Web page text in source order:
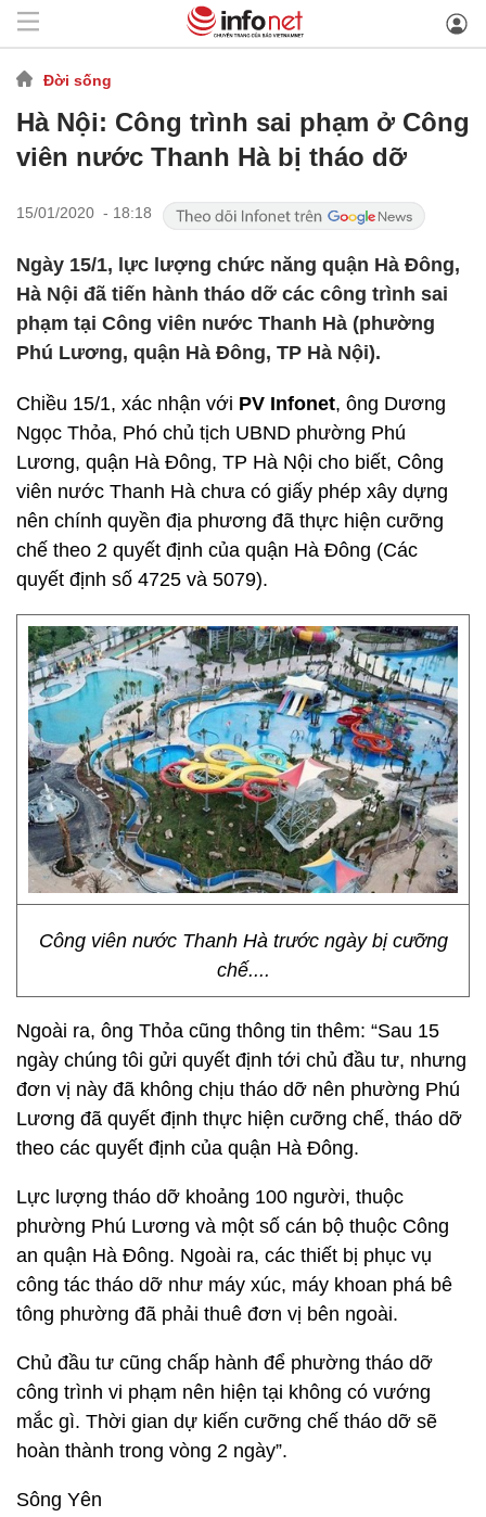
Đời sống
Hà Nội: Công trình sai phạm ở Công
viên nước Thanh Hà bị tháo dỡ
15/01/2020 - 18:18
Ngày 15/1, lực lượng chức năng quận Hà Đông,
Hà Nội đã tiến hành tháo dỡ các công trình sai
phạm tại Công viên nước Thanh Hà (phường
Phú Lương, quận Hà Đông, TP Hà Nội).
Chiều 15/1, xác nhận với PV Infonet, ông Dương
Ngọc Thỏa, Phó chủ tịch UBND phường Phú
Lương, quận Hà Đông, TP Hà Nội cho biết, Công
viên nước Thanh Hà chưa có giấy phép xây dựng
nên chính quyền địa phương đã thực hiện cưỡng
chế theo 2 quyết định của quận Hà Đông (Các
quyết định số 4725 và 5079).
Công viên nước Thanh Hà trước ngày bị cưỡng
chế....
Ngoài ra, ông Thỏa cũng thông tin thêm: “Sau 15
ngày chúng tôi gửi quyết định tới chủ đầu tư, nhưng
đơn vị này đã không chịu tháo dỡ nên phường Phú
Lương đã quyết định thực hiện cưỡng chế, tháo dỡ
theo các quyết định của quận Hà Đông.
Lực lượng tháo dỡ khoảng 100 người, thuộc
phường Phú Lương và một số cán bộ thuộc Công
an quận Hà Đông. Ngoài ra, các thiết bị phục vụ
công tác tháo dỡ như máy xúc, máy khoan phá bê
tông phường đã phải thuê đơn vị bên ngoài.
Chủ đầu tư cũng chấp hành để phường tháo dỡ
công trình vi phạm nên hiện tại không có vướng
mắc gì. Thời gian dự kiến cưỡng chế tháo dỡ sẽ
hoàn thành trong vòng 2 ngày”.
Sông Yên